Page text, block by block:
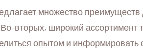
множество
вторых, широкий ассортимент
опытом и